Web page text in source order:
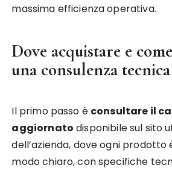
massima efficienza operativa.
Dove acquistare e
una consulenza tecnica
Il primo passo è consultare il
aggiornato disponibile sul sito
dell’azienda, dove ogni prodotto
modo chiaro, con specifiche